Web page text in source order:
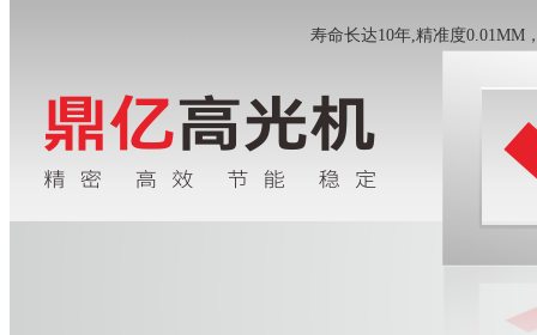
寿命长达10年,精准度0.01MM